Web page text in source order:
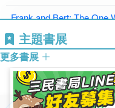
Frank and Bert: The One
Biscuits (英國版)(平裝本)*
主題書展
更多書展